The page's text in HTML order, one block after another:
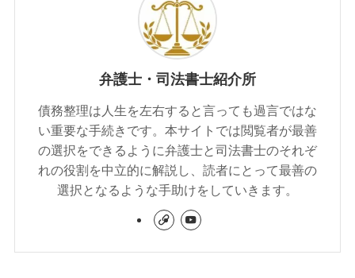
弁護士・司法書士紹介所
債務整理は人生を左右すると言っても過言ではな
い重要な手続きです。本サイトでは閲覧者が最善
の選択をできるように弁護士と司法書士のそれぞ
れの役割を中立的に解説し、読者にとって最善の
選択となるような手助けをしていきます。